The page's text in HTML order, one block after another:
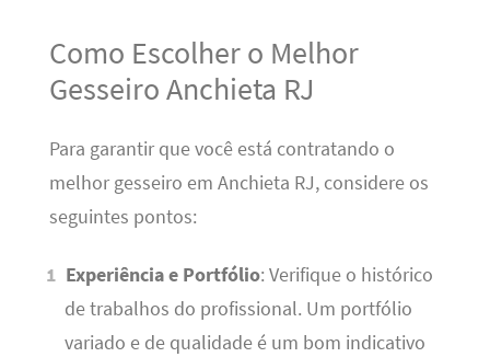
Como Escolher o Melhor
Gesseiro Anchieta RJ
Para garantir que você está contratando o
melhor gesseiro em Anchieta RJ, considere os
seguintes pontos:
Experiência e Portfólio: Verifique o histórico
de trabalhos do profissional. Um portfólio
variado e de qualidade é um bom indicativo